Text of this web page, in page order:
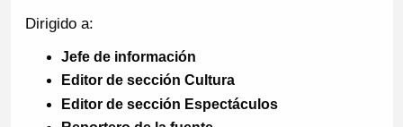
Dirigido a:
Jefe de información
Editor de sección Cultura
Editor de sección Espectáculos